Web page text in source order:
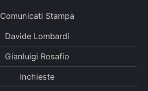
Comunicati Stampa
Davide Lombardi
Gianluigi Rosafio
Inchieste